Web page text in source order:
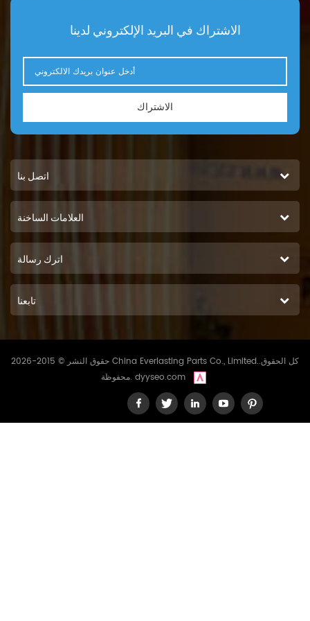
الاشتراك في البريد الإلكتروني لدينا
الاشتراك
اتصل بنا
العلامات الساخنة
اترك رسالة
تابعنا
حقوق النشر © 2015-2026 China Everlasting Parts Co., Limited..كل الحقوق
محفوظة. dyyseo.com